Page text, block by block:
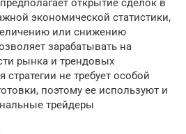
открытие сделок в
экономической статистики,
или снижению
зарабатывать на
рынка и трендовых
не требует особой
поэтому ее используют и
трейдеры